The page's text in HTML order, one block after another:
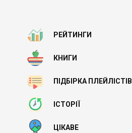
РЕЙТИНГИ
КНИГИ
ПІДБІРКА ПЛЕЙЛІСТІВ
ІСТОРІЇ
ЦІКАВЕ